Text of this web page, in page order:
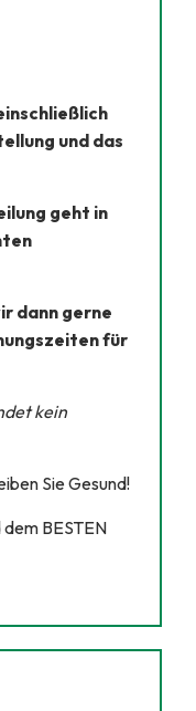
und das
geht in
dann gerne
für
kein
Sie Gesund!
BESTEN